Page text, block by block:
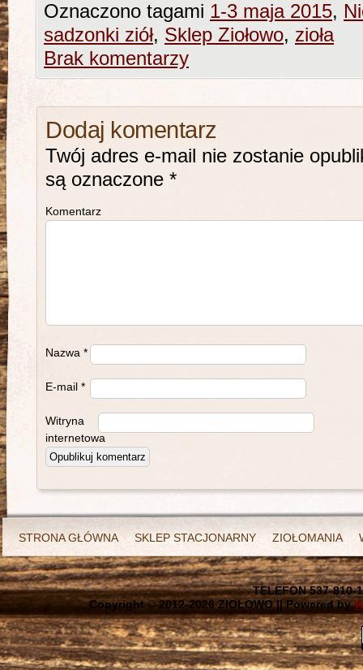
Oznaczono tagami 1-3 maja 2015,
sadzonki ziół, Sklep Ziołowo, zioła
Brak komentarzy
Dodaj komentarz
Twój adres e-mail nie zostanie
są oznaczone *
Komentarz
Nazwa *
E-mail *
Witryna
internetowa
STRONA GŁÓWNA SKLEP STACJONARNY ZIOŁOMANIA
TELEFON 537-810-
Copyright © 2012-2026 ZIOŁOWO || Powered by